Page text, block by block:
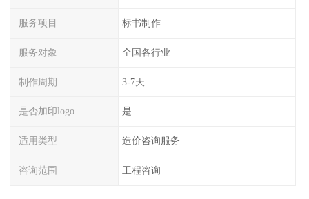
服务项目 标书制作
服务对象 全国各行业
制作周期 3-7天
是否加印logo 是
适用类型 造价咨询服务
咨询范围 工程咨询